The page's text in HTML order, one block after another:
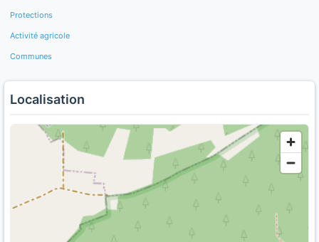
Protections
Activité agricole
Communes
Localisation